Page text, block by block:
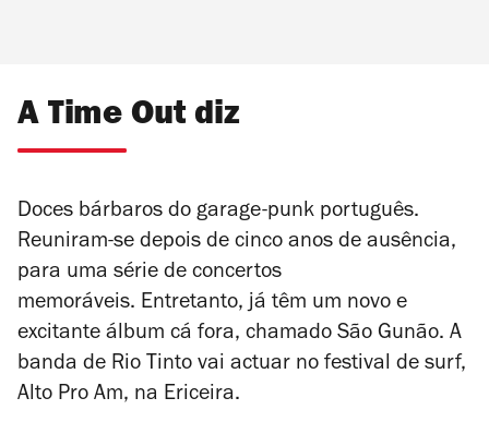
A Time Out diz
Doces bárbaros do garage-punk português.
Reuniram-se depois de cinco anos de ausência,
para uma série de concertos
memoráveis. Entretanto, já têm um novo e
excitante álbum cá fora, chamado São Gunão. A
banda de Rio Tinto vai actuar no festival de surf,
Alto Pro Am, na Ericeira.